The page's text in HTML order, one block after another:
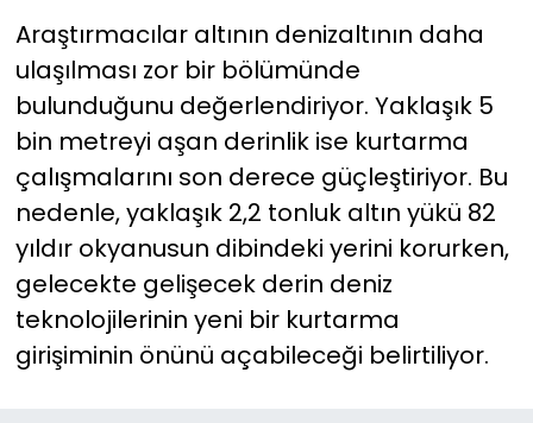
Araştırmacılar altının denizaltının daha
ulaşılması zor bir bölümünde
bulunduğunu değerlendiriyor. Yaklaşık 5
bin metreyi aşan derinlik ise kurtarma
çalışmalarını son derece güçleştiriyor. Bu
nedenle, yaklaşık 2,2 tonluk altın yükü 82
yıldır okyanusun dibindeki yerini korurken,
gelecekte gelişecek derin deniz
teknolojilerinin yeni bir kurtarma
girişiminin önünü açabileceği belirtiliyor.